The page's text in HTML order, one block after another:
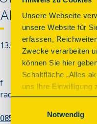
Unsere Webseite
unsere Website für
erfassen,
Zwecke verarbeiten
können Sie hier
Schaltfläche „Alles
uns Ihre Einwilligung
des Onlineangebots
mit „Speichern“
Notwendig
11:00 - 17:00
Tecklenburger